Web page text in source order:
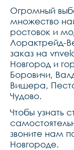
Огромный
множество
ростовок и
Лорактрейд-
заказ на
Новгород и
Боровичи,
Вишера,
Чудово.
Чтобы узнать
звоните нам
Новгороде.